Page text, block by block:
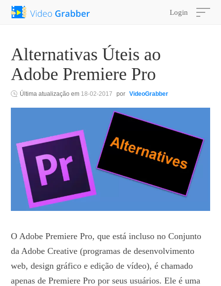
Login
Alternativas Úteis ao
Adobe Premiere Pro
Última atualização em 18-02-2017 por VideoGrabber
O Adobe Premiere Pro, que está incluso no Conjunto
da Adobe Creative (programas de desenvolvimento
web, design gráfico e edição de vídeo), é chamado
apenas de Premiere Pro por seus usuários. Ele é uma